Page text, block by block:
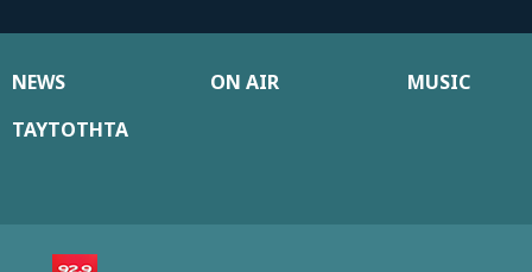
NEWS ON AIR
MUSIC
ΤΑΥΤΟΤΗΤΑ